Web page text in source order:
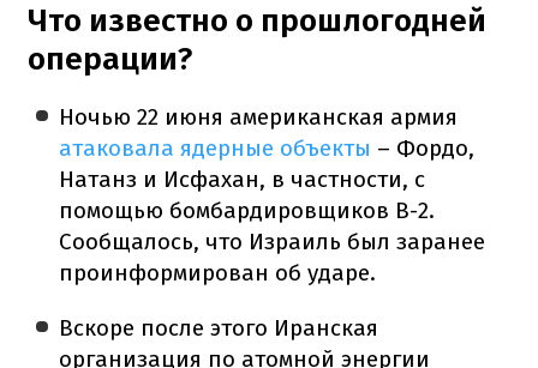
Что известно о прошлогодней
операции?
Ночью 22 июня американская армия
атаковала ядерные объекты – Фордо,
Натанз и Исфахан, в частности, с
помощью бомбардировщиков B-2.
Сообщалось, что Израиль был заранее
проинформирован об ударе.
Вскоре после этого Иранская
организация по атомной энергии